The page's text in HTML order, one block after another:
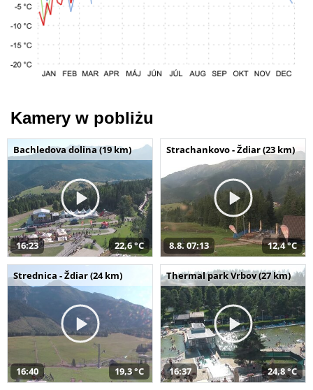
Kamery w pobliżu
Bachledova dolina (19 km)
16:23 22,6 °C
Strachankovo - Ždiar (23 km)
8.8. 07:13 12,4 °C
Strednica - Ždiar (24 km)
16:40 19,3 °C
Thermal park Vrbov (27 km)
16:37 24,8 °C